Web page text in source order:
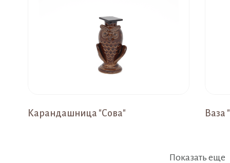
Карандашница "Сова" Ваза
Показать еще